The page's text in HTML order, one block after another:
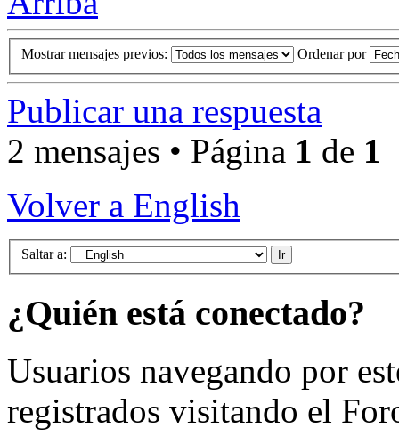
Mostrar mensajes previos: Ordenar por
Publicar una respuesta
2 mensajes • Página 1 de 1
Volver a English
Saltar a:
¿Quién está conectado?
Usuarios navegando por
registrados visitando el